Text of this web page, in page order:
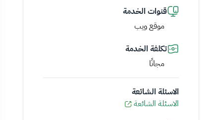
قنوات الخدمة
موقع ويب
تكلفة الخدمة
مجانًا
الاسئلة الشائعة
الاسئلة الشائعة